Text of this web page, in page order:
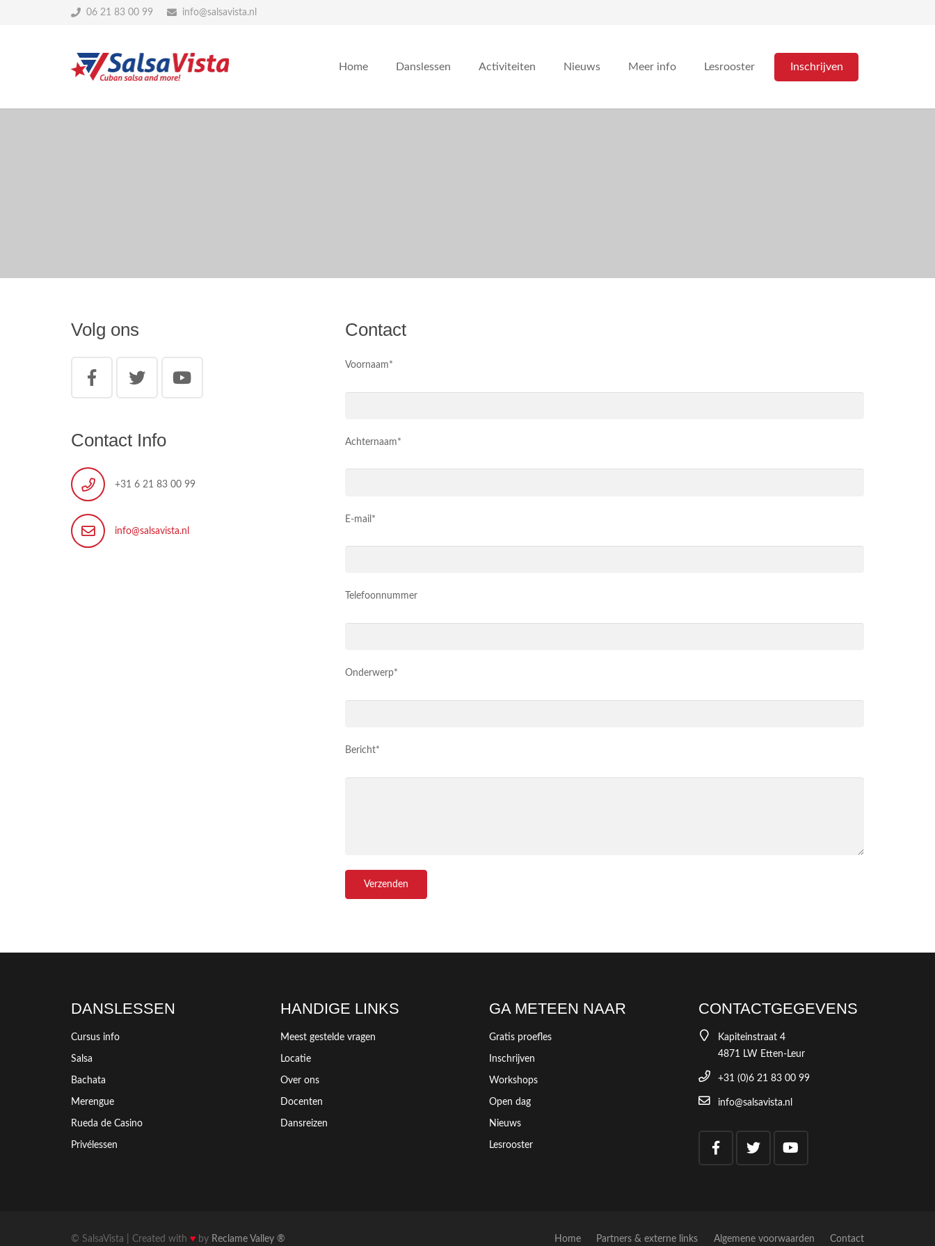
06 21 83 00 99 info@salsavista.nl
Home Danslessen Activiteiten Nieuws Meer info Lesrooster Inschrijven
Volg ons
Contact Info
+31 6 21 83 00 99
info@salsavista.nl
Contact
Voornaam*
Achternaam*
E-mail*
Telefoonnummer
Onderwerp*
Bericht*
DANSLESSEN
Cursus info
Salsa
Bachata
Merengue
Rueda de Casino
Privélessen
HANDIGE LINKS
Meest gestelde vragen
Locatie
Over ons
Docenten
Dansreizen
GA METEEN NAAR
Gratis proefles
Inschrijven
Workshops
Open dag
Nieuws
Lesrooster
CONTACTGEGEVENS
Kapiteinstraat 4
4871 LW Etten-Leur
+31 (0)6 21 83 00 99
info@salsavista.nl
© SalsaVista | Created with ♥ by Reclame Valley ® Home Partners & externe links Algemene voorwaarden Contact